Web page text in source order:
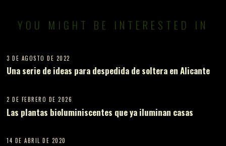
YOU MIGHT BE INTERESTED IN
3 DE AGOSTO DE 2022
Una serie de ideas para despedida de soltera en Alicante
2 DE FEBRERO DE 2026
Las plantas bioluminiscentes que ya iluminan casas
14 DE ABRIL DE 2020